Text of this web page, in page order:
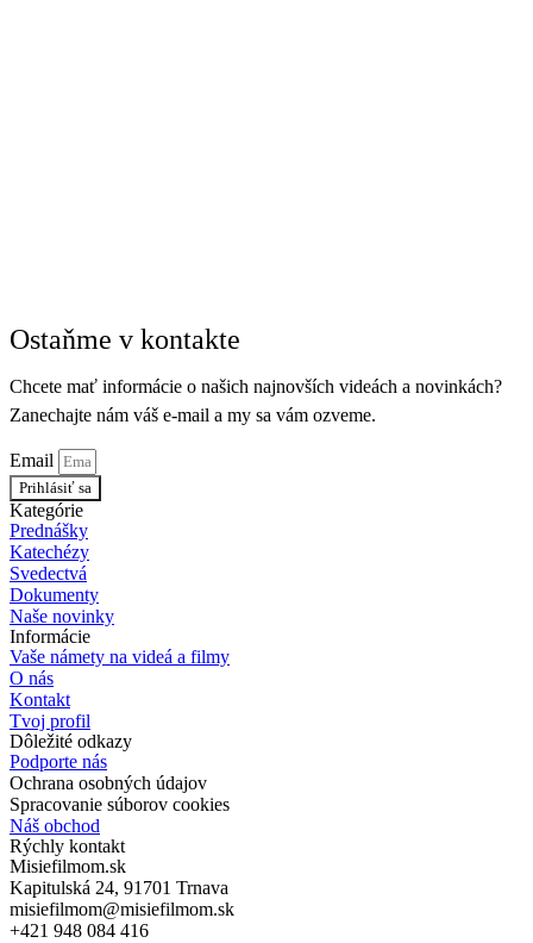
Ostaňme v kontakte
Chcete mať informácie o našich najnovších videách a novinkách?
Zanechajte nám váš e-mail a my sa vám ozveme.
Email
Prihlásiť sa
Kategórie
Prednášky
Katechézy
Svedectvá
Dokumenty
Naše novinky
Informácie
Vaše námety na videá a filmy
O nás
Kontakt
Tvoj profil
Dôležité odkazy
Podporte nás
Ochrana osobných údajov
Spracovanie súborov cookies
Náš obchod
Rýchly kontakt
Misiefilmom.sk
Kapitulská 24, 91701 Trnava
misiefilmom@misiefilmom.sk
+421 948 084 416